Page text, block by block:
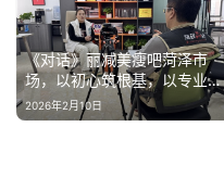
《对话》丽减美瘦吧菏泽市
场，以初心筑根基，以专业拓
新程
2026年2月10日